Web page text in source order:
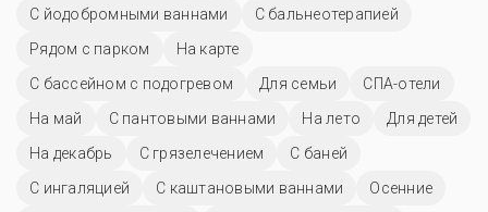
С йодобромными ваннами
С бальнеотерапией
Рядом с парком
На карте
С бассейном с подогревом
Для семьи
СПА-отели
На май
С пантовыми ваннами На лето
Для детей
На декабрь
С грязелечением
С баней
С ингаляцией
С каштановыми ваннами
Осенние